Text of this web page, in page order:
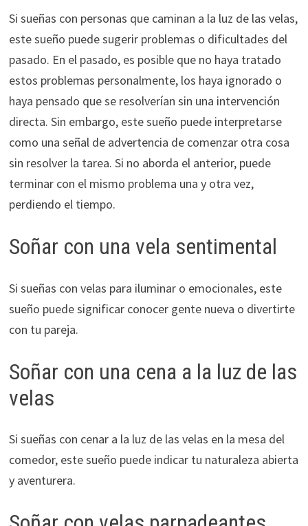
Si sueñas con personas que caminan a la luz de las velas,
este sueño puede sugerir problemas o dificultades del
pasado. En el pasado, es posible que no haya tratado
estos problemas personalmente, los haya ignorado o
haya pensado que se resolverían sin una intervención
directa. Sin embargo, este sueño puede interpretarse
como una señal de advertencia de comenzar otra cosa
sin resolver la tarea. Si no aborda el anterior, puede
terminar con el mismo problema una y otra vez,
perdiendo el tiempo.
Soñar con una vela sentimental
Si sueñas con velas para iluminar o emocionales, este
sueño puede significar conocer gente nueva o divertirte
con tu pareja.
Soñar con una cena a la luz de las
velas
Si sueñas con cenar a la luz de las velas en la mesa del
comedor, este sueño puede indicar tu naturaleza abierta
y aventurera.